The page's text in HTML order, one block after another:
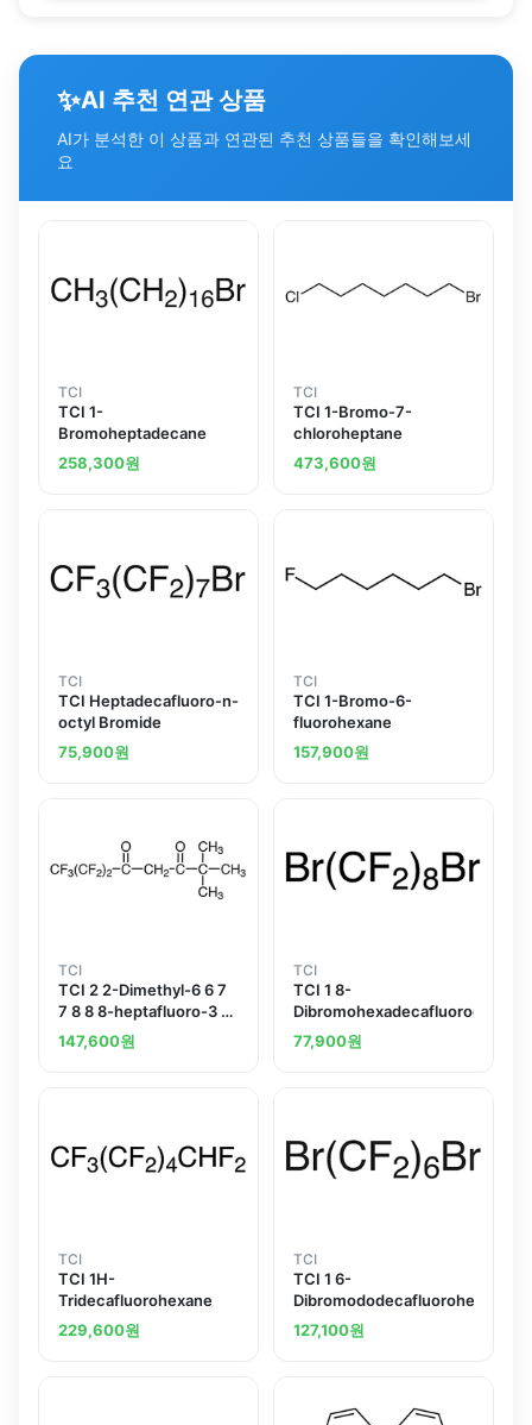
✨AI 추천 연관 상품
AI가 분석한 이 상품과 연관된 추천 상품들을 확인해보세
요
TCI
TCI 1-
Bromoheptadecane
258,300원
TCI
TCI 1-Bromo-7-
chloroheptane
473,600원
TCI
TCI Heptadecafluoro-n-
octyl Bromide
75,900원
TCI
TCI 1-Bromo-6-
fluorohexane
157,900원
TCI
TCI 2 2-Dimethyl-6 6 7
7 8 8 8-heptafluoro-3 5-
octanedione
147,600원
TCI
TCI 1 8-
Dibromohexadecafluorooctane
77,900원
TCI
TCI 1H-
Tridecafluorohexane
229,600원
TCI
TCI 1 6-
Dibromododecafluorohexane
127,100원